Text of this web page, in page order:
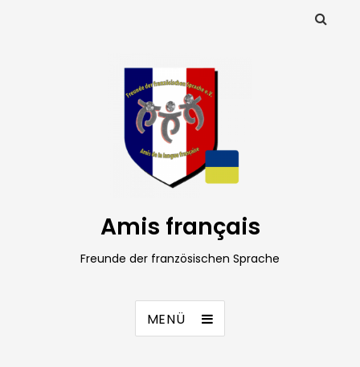
Amis français
Freunde der französischen Sprache
MENÜ